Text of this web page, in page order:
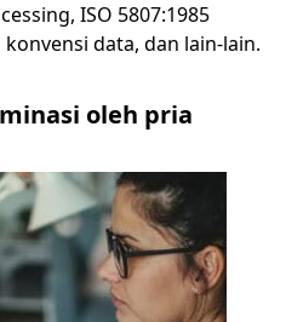
ISO 5807:1985
data, dan lain-lain.
oleh pria